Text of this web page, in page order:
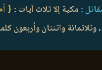
: مكية إلا ثلاث آيات :{
واثنتان وأربعون